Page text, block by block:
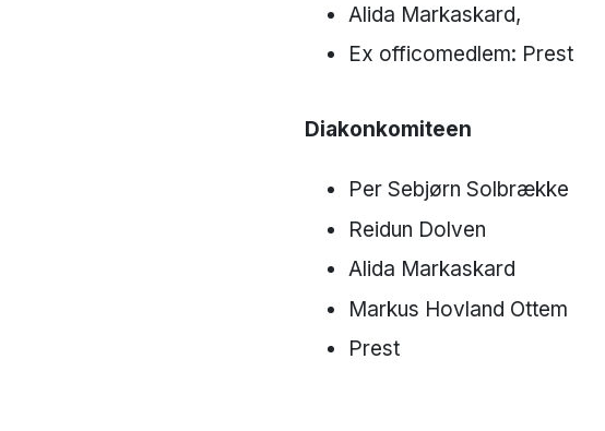
Alida Markaskard​​​​​​​​​​​​​,
Ex officomedlem: Prest
Diakonkomiteen
Per Sebjørn Solbrække
Reidun Dolven
​​​​​​​Alida Markaskard
​​​​​​​Markus Hovland Ottem
​​​​​​​Prest